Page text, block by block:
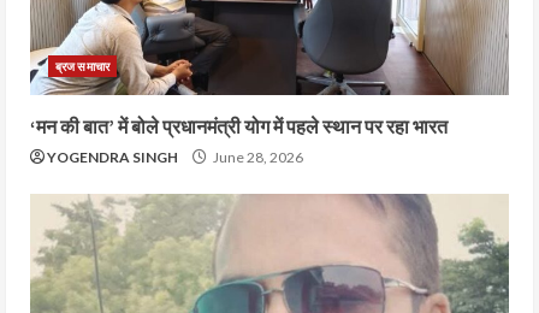
ब्रज समाचार
‘मन की बात’ में बोले प्रधानमंत्री योग में पहले स्थान पर रहा भारत
YOGENDRA SINGH June 28, 2026